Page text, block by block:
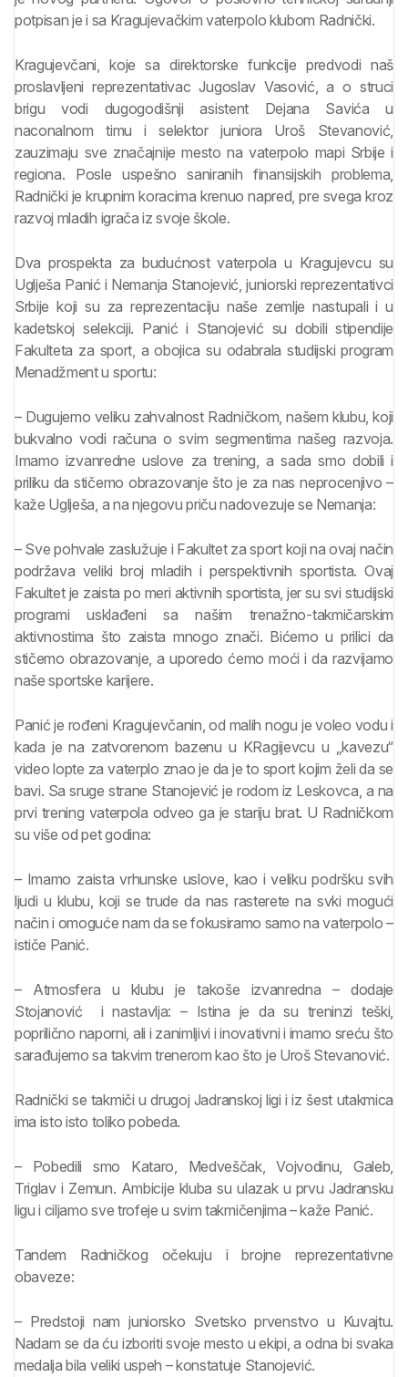
potpisan je i sa Kragujevačkim vaterpolo klubom Radnički.
Kragujevčani, koje sa direktorske funkcije predvodi naš
proslavljeni reprezentativac Jugoslav Vasović, a o struci
brigu vodi dugogodišnji asistent Dejana Savića u
naconalnom timu i selektor juniora Uroš Stevanović,
zauzimaju sve značajnije mesto na vaterpolo mapi Srbije i
regiona. Posle uspešno saniranih finansijskih problema,
Radnički je krupnim koracima krenuo napred, pre svega kroz
razvoj mladih igrača iz svoje škole.
Dva prospekta za budućnost vaterpola u Kragujevcu su
Uglješa Panić i Nemanja Stanojević, juniorski reprezentativci
Srbije koji su za reprezentaciju naše zemlje nastupali i u
kadetskoj selekciji. Panić i Stanojević su dobili stipendije
Fakulteta za sport, a obojica su odabrala studijski program
Menadžment u sportu:
– Dugujemo veliku zahvalnost Radničkom, našem klubu, koji
bukvalno vodi računa o svim segmentima našeg razvoja.
Imamo izvanredne uslove za trening, a sada smo dobili i
priliku da stičemo obrazovanje što je za nas neprocenjivo –
kaže Uglješa, a na njegovu priču nadovezuje se Nemanja:
– Sve pohvale zaslužuje i Fakultet za sport koji na ovaj način
podržava veliki broj mladih i perspektivnih sportista. Ovaj
Fakultet je zaista po meri aktivnih sportista, jer su svi studijski
programi usklađeni sa našim trenažno-takmičarskim
aktivnostima što zaista mnogo znači. Bićemo u prilici da
stičemo obrazovanje, a uporedo ćemo moći i da razvijamo
naše sportske karijere.
Panić je rođeni Kragujevčanin, od malih nogu je voleo vodu i
kada je na zatvorenom bazenu u KRagijevcu u „kavezu“
video lopte za vaterplo znao je da je to sport kojim želi da se
bavi. Sa sruge strane Stanojević je rodom iz Leskovca, a na
prvi trening vaterpola odveo ga je stariju brat. U Radničkom
su više od pet godina:
– Imamo zaista vrhunske uslove, kao i veliku podršku svih
ljudi u klubu, koji se trude da nas rasterete na svki mogući
način i omoguće nam da se fokusiramo samo na vaterpolo –
ističe Panić.
– Atmosfera u klubu je takoše izvanredna – dodaje
Stojanović i nastavlja: – Istina je da su treninzi teški,
poprilično naporni, ali i zanimljivi i inovativni i imamo sreću što
sarađujemo sa takvim trenerom kao što je Uroš Stevanović.
Radnički se takmiči u drugoj Jadranskoj ligi i iz šest utakmica
ima isto isto toliko pobeda.
– Pobedili smo Kataro, Medveščak, Vojvodinu, Galeb,
Triglav i Zemun. Ambicije kluba su ulazak u prvu Jadransku
ligu i ciljamo sve trofeje u svim takmičenjima – kaže Panić.
Tandem Radničkog očekuju i brojne reprezentativne
obaveze:
– Predstoji nam juniorsko Svetsko prvenstvo u Kuvajtu.
Nadam se da ću izboriti svoje mesto u ekipi, a odna bi svaka
medalja bila veliki uspeh – konstatuje Stanojević.